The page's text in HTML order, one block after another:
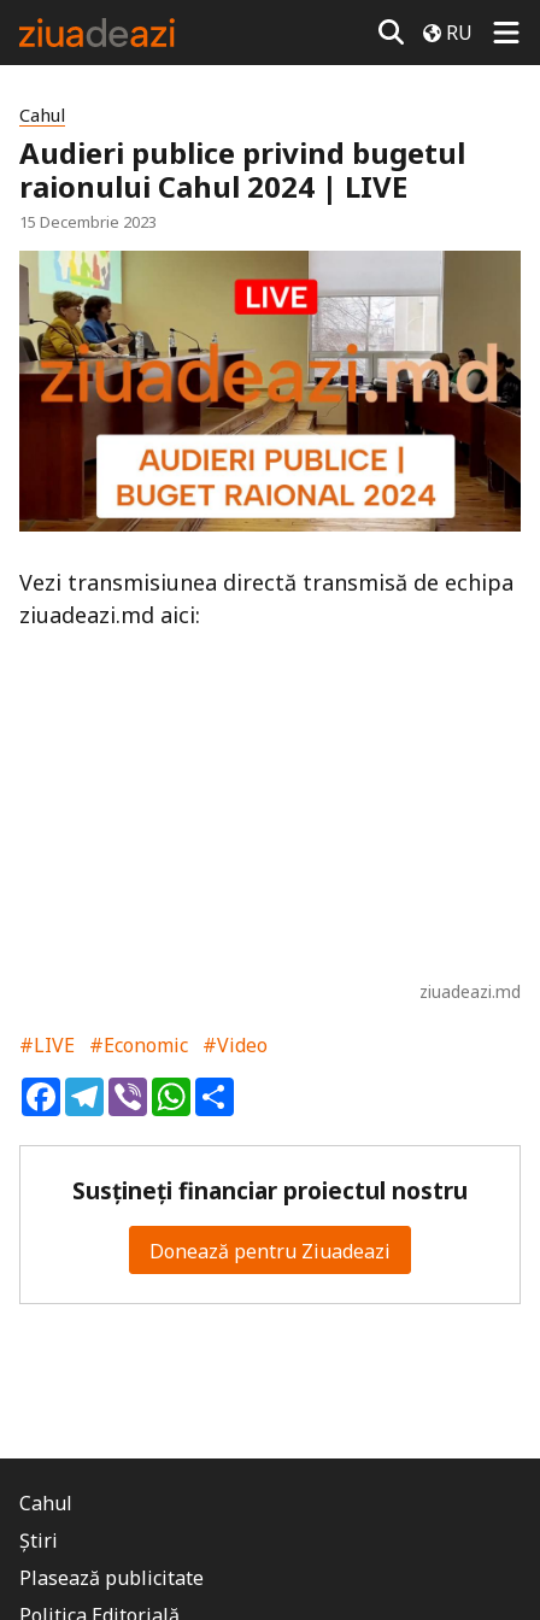
RU
Cahul
Audieri publice privind bugetul
raionului Cahul 2024 | LIVE
15 Decembrie 2023
Vezi transmisiunea directă transmisă de echipa
ziuadeazi.md aici:
ziuadeazi.md
#LIVE #Economic #Video
FacebookTelegram
ViberWhatsApp
Susțineți financiar proiectul nostru
Donează pentru Ziuadeazi
Cahul
Știri
Plasează publicitate